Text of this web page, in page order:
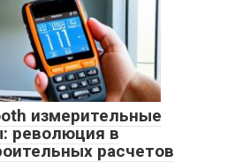
измерительные
революция в
расчетов